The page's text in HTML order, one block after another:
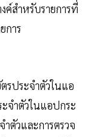
ค์สำหรับรายการที่
การ
รประจำตัวในแอ
จำตัวในแอปกระ
ตัวและการตรวจ